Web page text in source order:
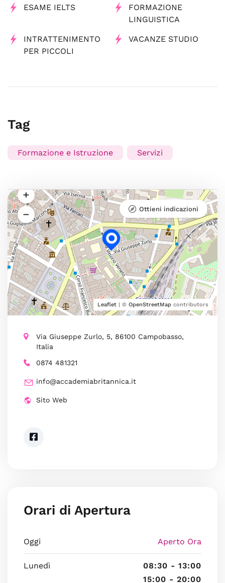
ESAME IELTS
FORMAZIONE
LINGUISTICA
INTRATTENIMENTO
PER PICCOLI
VACANZE STUDIO
Tag
Formazione e Istruzione Servizi
Leaflet | © OpenStreetMap contributors
Ottieni indicazioni
Via Giuseppe Zurlo, 5, 86100 Campobasso,
Italia
0874 481321
info@accademiabritannica.it
Sito Web
Orari di Apertura
Oggi Aperto Ora
Lunedì
08:30 - 13:00
15:00 - 20:00